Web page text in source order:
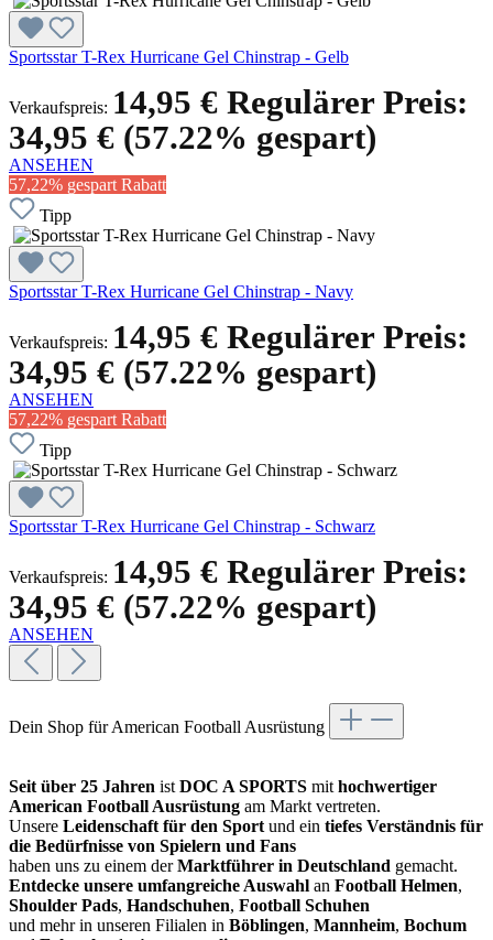
Sportsstar T-Rex Hurricane Gel Chinstrap - Gelb
Verkaufspreis: 14,95 € Regulärer Preis:
34,95 € (57.22% gespart)
ANSEHEN
57,22% gespart Rabatt
Tipp
Sportsstar T-Rex Hurricane Gel Chinstrap - Navy
Verkaufspreis: 14,95 € Regulärer Preis:
34,95 € (57.22% gespart)
ANSEHEN
57,22% gespart Rabatt
Tipp
Sportsstar T-Rex Hurricane Gel Chinstrap - Schwarz
Verkaufspreis: 14,95 € Regulärer Preis:
34,95 € (57.22% gespart)
ANSEHEN
Dein Shop für American Football Ausrüstung
Seit über 25 Jahren ist DOC A SPORTS mit hochwertiger
American Football Ausrüstung am Markt vertreten.
Unsere Leidenschaft für den Sport und ein tiefes Verständnis für
die Bedürfnisse von Spielern und Fans
haben uns zu einem derMarktführer in Deutschland gemacht.
Entdecke unsere umfangreiche Auswahl an Football Helmen,
Shoulder Pads, Handschuhen, Football Schuhen
und mehr in unseren Filialen in Böblingen, Mannheim, Bochum